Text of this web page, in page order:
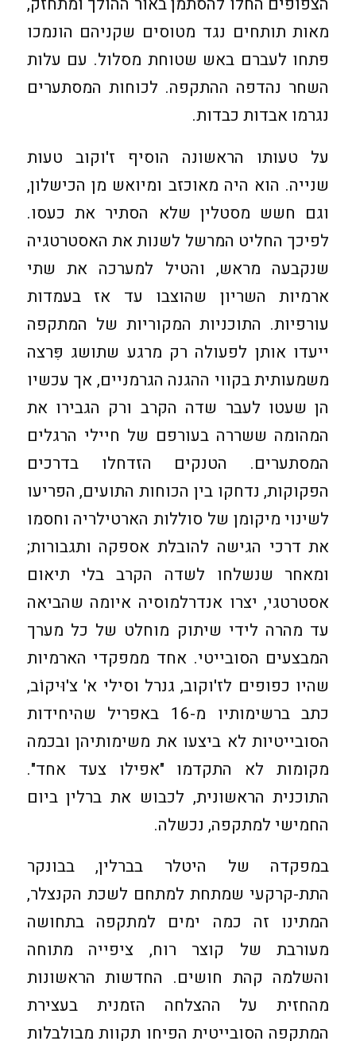
מאות תותחים נגד מטוסים שקניהם הונמכו
פתחו לעברם באש שטוחת מסלול. עם עלות
השחר נהדפה ההתקפה. לכוחות המסתערים
נגרמו אבדות כבדות.
על טעותו הראשונה הוסיף ז'וקוב טעות
שנייה. הוא היה מאוכזב ומיואש מן הכישלון,
וגם חשש מסטלין שלא הסתיר את כעסו.
לפיכך החליט המרשל לשנות את האסטרטגיה
שנקבעה מראש, והטיל למערכה את שתי
ארמיות השריון שהוצבו עד אז בעמדות
עורפיות. התוכניות המקוריות של המתקפה
ייעדו אותן לפעולה רק מרגע שתושג פִּרצה
משמעותית בקווי ההגנה הגרמניים, אך עכשיו
הן שעטו לעבר שדה הקרב ורק הגבירו את
המהומה ששררה בעורפם של חיילי הרגלים
המסתערים. הטנקים הזדחלו בדרכים
הפקוקות, נדחקו בין הכוחות התועים, הפריעו
לשינוי מיקומן של סוללות הארטילריה וחסמו
את דרכי הגישה להובלת אספקה ותגבורות;
ומאחר שנשלחו לשדה הקרב בלי תיאום
אסטרטגי, יצרו אנדרלמוסיה איומה שהביאה
עד מהרה לידי שיתוק מוחלט של כל מערך
המבצעים הסובייטי. אחד ממפקדי הארמיות
שהיו כפופים לז'וקוב, גנרל וסילי א' צ'וּיקוֹב,
כתב ברשימותיו מ-16 באפריל שהיחידות
הסובייטיות לא ביצעו את משימותיהן ובכמה
מקומות לא התקדמו "אפילו צעד אחד".
התוכנית הראשונית, לכבוש את ברלין ביום
החמישי למתקפה, נכשלה.
במפקדה של היטלר בברלין, בבונקר
התת-קרקעי שמתחת למתחם לשכת הקנצלר,
המתינו זה כמה ימים למתקפה בתחושה
מעורבת של קוצר רוח, ציפייה מתוחה
והשלמה קהת חושים. החדשות הראשונות
מהחזית על ההצלחה הזמנית בעצירת
המתקפה הסובייטית הפיחו תקוות מבולבלות